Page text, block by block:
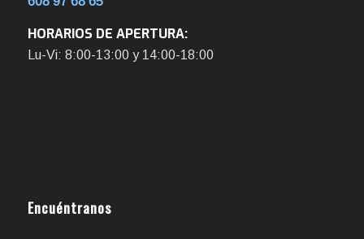
HORARIOS DE APERTURA:
Lu-Vi: 8:00-13:00 y 14:00-18:00
Encuéntranos